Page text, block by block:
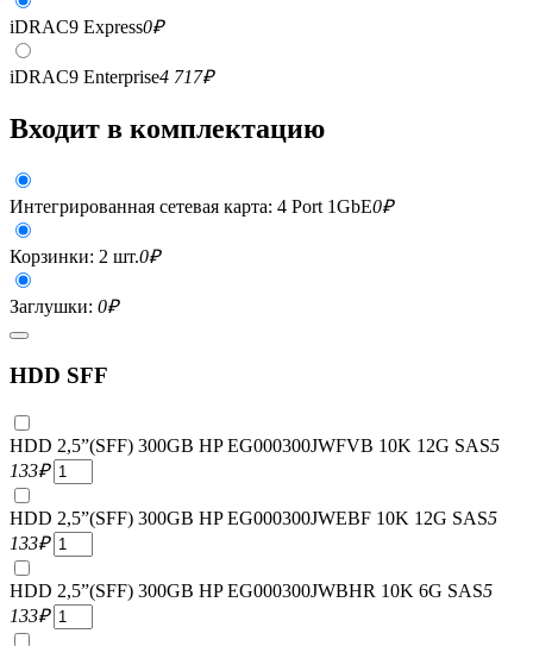
iDRAC9 Express0₽
iDRAC9 Enterprise4 717₽
Входит в комплектацию
Интегрированная сетевая карта: 4 Port 1GbE0₽
Корзинки: 2 шт.0₽
Заглушки: 0₽
HDD SFF
HDD 2,5”(SFF) 300GB HP EG000300JWFVB 10K 12G SAS5
133₽
HDD 2,5”(SFF) 300GB HP EG000300JWEBF 10K 12G SAS5
133₽
HDD 2,5”(SFF) 300GB HP EG000300JWBHR 10K 6G SAS5
133₽